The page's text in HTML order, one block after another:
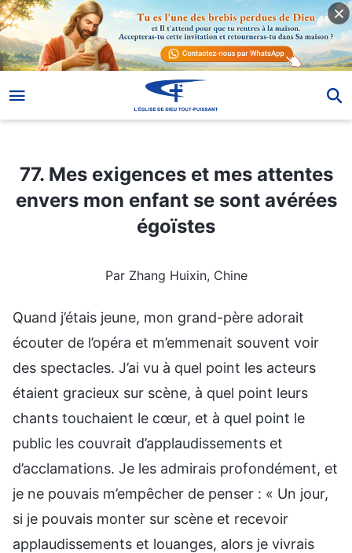
77. Mes exigences et mes attentes
envers mon enfant se sont avérées
égoïstes
Par Zhang Huixin, Chine
Quand j’étais jeune, mon grand-père adorait
écouter de l’opéra et m’emmenait souvent voir
des spectacles. J’ai vu à quel point les acteurs
étaient gracieux sur scène, à quel point leurs
chants touchaient le cœur, et à quel point le
public les couvrait d’applaudissements et
d’acclamations. Je les admirais profondément, et
je ne pouvais m’empêcher de penser : « Un jour,
si je pouvais monter sur scène et recevoir
applaudissements et louanges, alors je vivrais